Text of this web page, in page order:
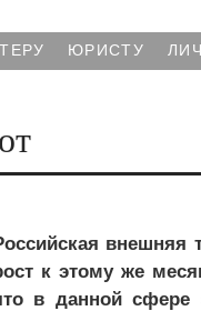
ЮРИСТУ
внешняя
к этому же
в данной сфере